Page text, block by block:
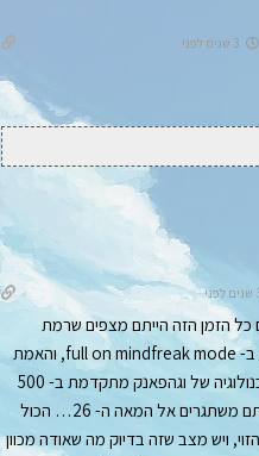
3 שנים לפני
שבועיים מאז צ׳אפטר 1061, ועם כל הזמן הזה הייתם מצפים שרמת
הבלבול תרד, לא? אז זהו, שלא. אודה כרגע ב- full on mindfreak mode, והאמת
שאני מתחיל לתהות עם זה בכוונה. הרי, הטכנולוגיה של וגהפאנק מתקדמת ב- 500
שנים אל העתיד, נכון? אז עכשיו תדמיינו שאתם משתגרים אל המאה ה- 26… הכול
ויש מצב שזה בדיוק מה שאודה מכוון